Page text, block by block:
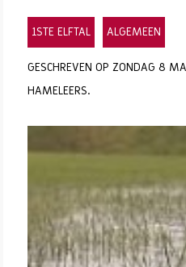
1STE ELFTAL ALGEMEEN
GESCHREVEN OP ZONDAG 8
HAMELEERS.